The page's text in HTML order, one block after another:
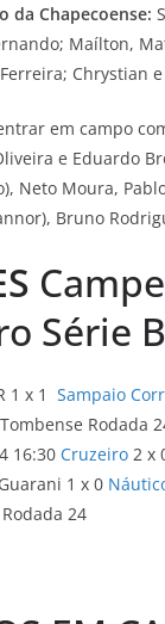
da Chapecoense:
Maílton,
Chrystian
em campo
e Eduardo
Neto Moura,
Bruno
Série B
1 x 1 Sampaio
Rodada
16:30 Cruzeiro 2 x
1 x 0
Rodada 24